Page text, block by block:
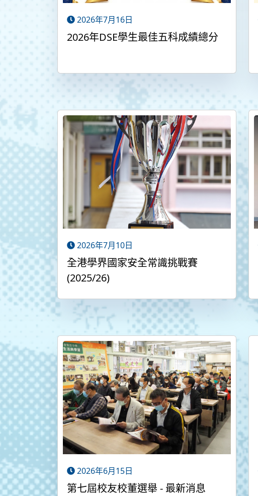
2026年7月16日
2026年DSE學生最佳五科成績總分
2026年7月10日
全港學界國家安全常識挑戰賽
(2025/26)
2026年6月15日
第七屆校友校董選舉 - 最新消息